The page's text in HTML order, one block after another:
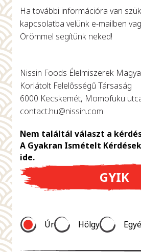
Ha további információra van
kapcsolatba velünk e-mailben
Örömmel segítünk neked!
Nissin Foods Élelmiszerek
Korlátolt Felelősségű Társaság
6000 Kecskemét, Momofuku
contact.hu@nissin.com
Nem találtál választ a
A Gyakran Ismételt
ide.
GYIK
Úr Hölgy